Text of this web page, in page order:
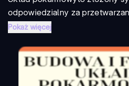
odpowiedzialny za
Pokaż więcej